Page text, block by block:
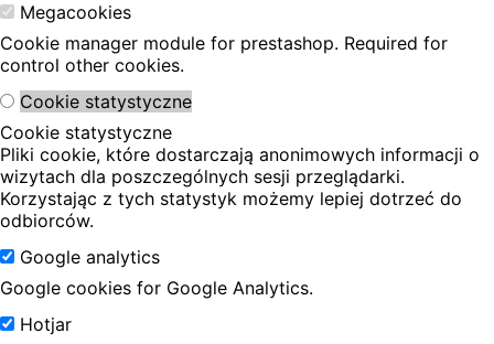
Megacookies
Cookie manager module for prestashop. Required for
control other cookies.
Cookie statystyczne
Cookie statystyczne
Pliki cookie, które dostarczają anonimowych informacji o
wizytach dla poszczególnych sesji przeglądarki.
Korzystając z tych statystyk możemy lepiej dotrzeć do
odbiorców.
Google analytics
Google cookies for Google Analytics.
Hotjar